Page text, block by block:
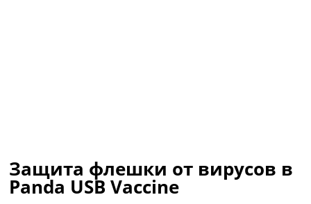
Защита флешки от вирусов в
Panda USB Vaccine